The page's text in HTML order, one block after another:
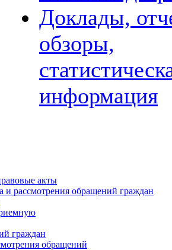
Доклады,
обзоры,
информация
акты
и рассмотрения обращений граждан
граждан
обращений